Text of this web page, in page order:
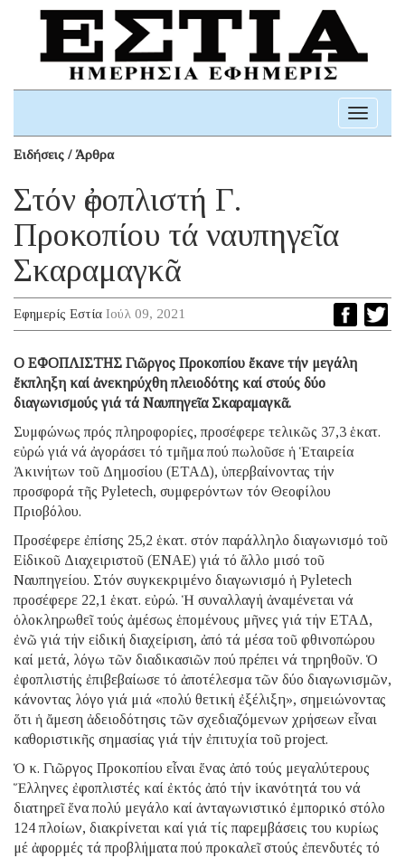
Toggle
Ειδήσεις / Άρθρα
Στόν ἐφοπλιστή Γ.
Προκοπίου τά ναυπηγεῖα
Σκαραμαγκᾶ
Εφημερίς Εστία Ιούλ 09, 2021
Ο ΕΦΟΠΛΙΣΤΗΣ Γιῶργος Προκοπίου ἔκανε τήν μεγάλη
ἔκπληξη καί ἀνεκηρύχθη πλειοδότης καί στούς δύο
διαγωνισμούς γιά τά Ναυπηγεῖα Σκαραμαγκᾶ.
Συμφώνως πρός πληροφορίες, προσέφερε τελικῶς 37,3 ἑκατ.
εὐρώ γιά νά ἀγοράσει τό τμῆμα πού πωλοῦσε ἡ Ἑταιρεία
Ἀκινήτων τοῦ Δημοσίου (ΕΤΑΔ), ὑπερβαίνοντας τήν
προσφορά τῆς Pyletech, συμφερόντων τόν Θεοφίλου
Πριοβόλου.
Προσέφερε ἐπίσης 25,2 ἑκατ. στόν παράλληλο διαγωνισμό τοῦ
Εἰδικοῦ Διαχειριστοῦ (ΕΝΑΕ) γιά τό ἄλλο μισό τοῦ
Ναυπηγείου. Στόν συγκεκριμένο διαγωνισμό ἡ Pyletech
προσέφερε 22,1 ἑκατ. εὐρώ. Ἡ συναλλαγή ἀναμένεται νά
ὁλοκληρωθεῖ τούς ἀμέσως ἑπομένους μῆνες γιά τήν ΕΤΑΔ,
ἐνῶ γιά τήν εἰδική διαχείριση, ἀπό τά μέσα τοῦ φθινοπώρου
καί μετά, λόγω τῶν διαδικασιῶν πού πρέπει νά τηρηθοῦν. Ὁ
ἐφοπλιστής ἐπιβεβαίωσε τό ἀποτέλεσμα τῶν δύο διαγωνισμῶν,
κάνοντας λόγο γιά μιά «πολύ θετική ἐξέλιξη», σημειώνοντας
ὅτι ἡ ἄμεση ἀδειοδότησις τῶν σχεδιαζόμενων χρήσεων εἶναι
καθοριστικῆς σημασίας γιά τήν ἐπιτυχία τοῦ project.
Ὁ κ. Γιῶργος Προκοπίου εἶναι ἕνας ἀπό τούς μεγαλύτερους
Ἕλληνες ἐφοπλιστές καί ἐκτός ἀπό τήν ἱκανότητά του νά
διατηρεῖ ἕνα πολύ μεγάλο καί ἀνταγωνιστικό ἐμπορικό στόλο
124 πλοίων, διακρίνεται καί γιά τίς παρεμβάσεις του κυρίως
μέ ἀφορμές τά προβλήματα πού προκαλεῖ στούς ἐπενδυτές τό